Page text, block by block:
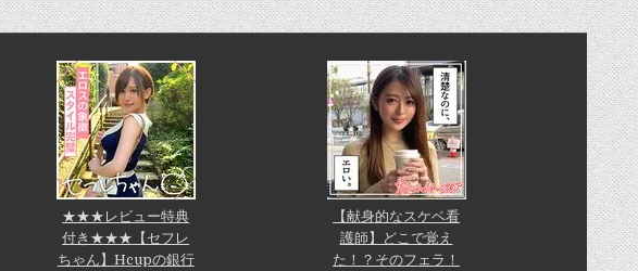
★★★レビュー特典
付き★★★【セフレ
ちゃん】Hcupの銀行
【献身的なスケベ看
護師】どこで覚え
た！？そのフェラ！